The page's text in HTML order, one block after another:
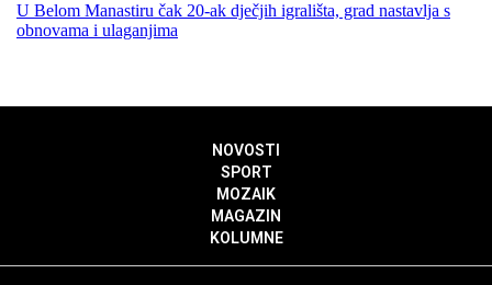
U Belom Manastiru čak 20-ak dječjih igrališta, grad nastavlja s
obnovama i ulaganjima
NOVOSTI
SPORT
MOZAIK
MAGAZIN
KOLUMNE